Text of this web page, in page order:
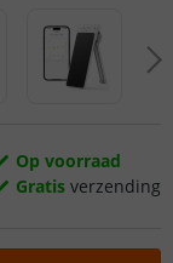
Op voorraad
Gratis verzending